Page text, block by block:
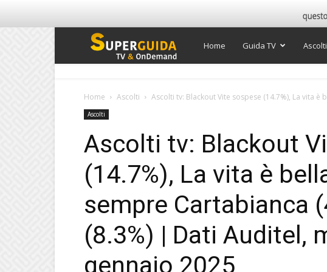
Super
Home Guida TV
Home Ascolti Ascolti tv: Blackout Vite sospese (14.7%), La vita è
Ascolti
Ascolti tv: Blackout
(14.7%), La vita è
sempre Cartabianca
(8.3%) | Dati Auditel,
gennaio 2025